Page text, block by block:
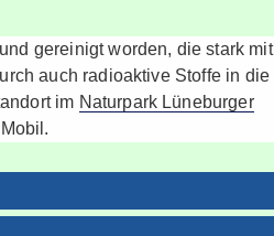
gereinigt worden, die stark mit
auch radioaktive Stoffe in die
im Naturpark Lüneburger